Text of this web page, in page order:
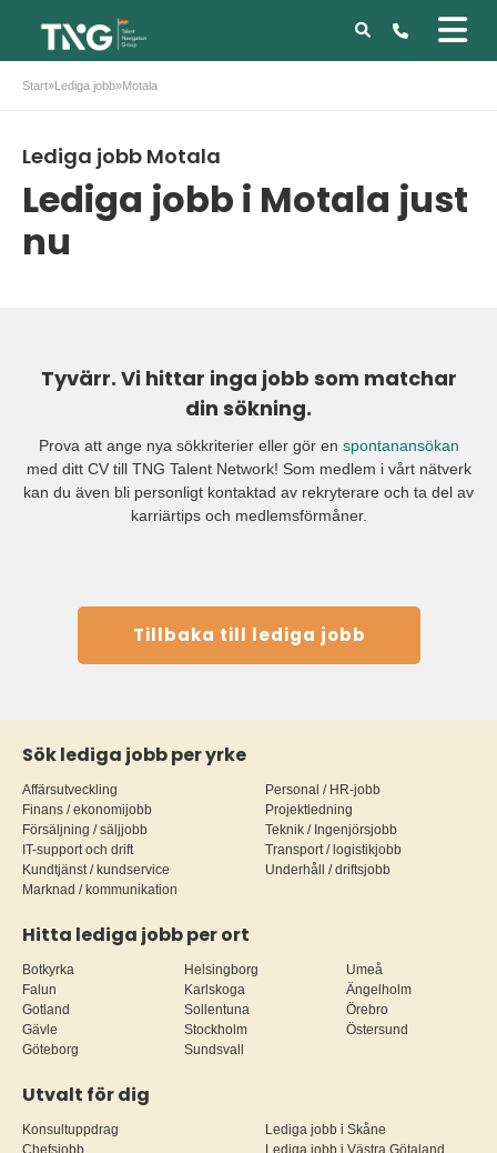
Start»Lediga jobb»Motala
Lediga jobb Motala
Lediga jobb i Motala just
nu
Tyvärr. Vi hittar inga jobb som matchar
din sökning.
Prova att ange nya sökkriterier eller gör en spontanansökan
med ditt CV till TNG Talent Network! Som medlem i vårt nätverk
kan du även bli personligt kontaktad av rekryterare och ta del av
karriärtips och medlemsförmåner.
Tillbaka till lediga jobb
Sök lediga jobb per yrke
Affärsutveckling
Finans / ekonomijobb
Försäljning / säljjobb
IT-support och drift
Kundtjänst / kundservice
Marknad / kommunikation
Personal / HR-jobb
Projektledning
Teknik / Ingenjörsjobb
Transport / logistikjobb
Underhåll / driftsjobb
Hitta lediga jobb per ort
Botkyrka
Falun
Gotland
Gävle
Göteborg
Helsingborg
Karlskoga
Sollentuna
Stockholm
Sundsvall
Umeå
Ängelholm
Örebro
Östersund
Utvalt för dig
Konsultuppdrag
Chefsjobb
Lediga jobb i Skåne
Lediga jobb i Västra Götaland